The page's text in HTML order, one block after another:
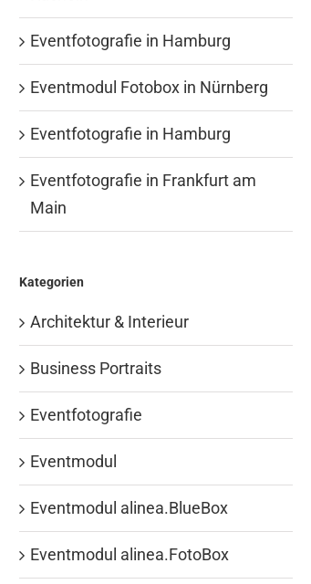
Eventfotografie in Hamburg
Eventmodul Fotobox in Nürnberg
Eventfotografie in Hamburg
Eventfotografie in Frankfurt am
Main
Kategorien
Architektur & Interieur
Business Portraits
Eventfotografie
Eventmodul
Eventmodul alinea.BlueBox
Eventmodul alinea.FotoBox